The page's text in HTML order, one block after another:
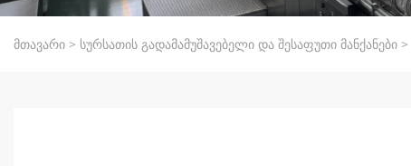
მთავარი > სურსათის გადამამუშავებელი და შესაფუთი მანქანები >